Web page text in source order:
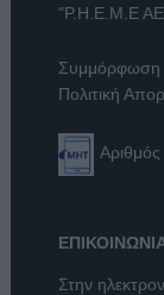
"Ρ.Η.Ε.Μ.Ε
Συμμόρφωση
Πολιτική
Στην